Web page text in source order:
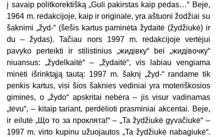
į savaip politkorektišką „Guli pakirstas kaip pėdas…“ Beje,
1964 m. redakcijoje, kaip ir originale, yra aštuoni žodžiai su
šaknimi „žyd-“ (šešis kartus paminėta žydaitė (žydžiukė) ir
du – žydas). Tačiau nors 1997 m. redakcijoje vertėjui
pavyko perteikti ir stilistinius „жидівку“ bei „жи­дівочку“
niuansus: „žydelkaitė“ – „žydaitė“, vis labiau vengiama
minėti išrinktąją tautą: 1997 m. šaknį „žyd-“ randame tik
penkis kartus, visi šios šaknies vediniai yra moteriškosios
giminės, o „žydo“ apskritai nebėra – jis visur vadinamas
„tėvu“, – kitaip tariant, perdėlioti prasminiai akcentai. Beje,
ir eilutė „Що то за проклята!“ – „Ta žydžiukė gyvačiukė“ –
1997 m. virto kupinu užuojautos „Ta žydžiukė nabagiukė“.